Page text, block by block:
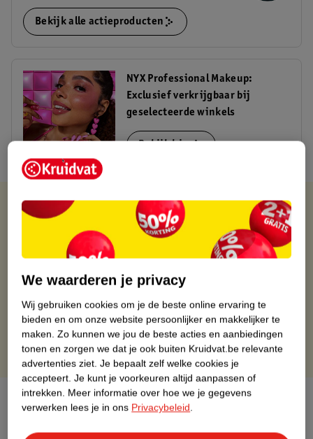
Bekijk alle actieproducten
NYX Professional Makeup:
Exclusief verkrijgbaar bij
geselecteerde winkels
Bekijk hier
Kruidvat is altijd voordelig
Gratis ophalen in de winkel
Op werkdagen voor 22:00 uur besteld, volgende dag in huis
Gratis thuisbezorgd vanaf 50.00
Gratis retourneren binnen 30 dagen
Gratis punten met je Kruidvat kaart
Over dit product
Productinformatie
We waarderen je privacy
Wij gebruiken cookies om je de beste online ervaring te
bieden en om onze website persoonlijker en makkelijker te
maken. Zo kunnen we jou de beste acties en aanbiedingen
tonen en zorgen we dat je ook buiten Kruidvat.be relevante
advertenties ziet. Je bepaalt zelf welke cookies je
accepteert. Je kunt je voorkeuren altijd aanpassen of
intrekken. Meer informatie over hoe we je gegevens
verwerken lees je in ons Privacybeleid.